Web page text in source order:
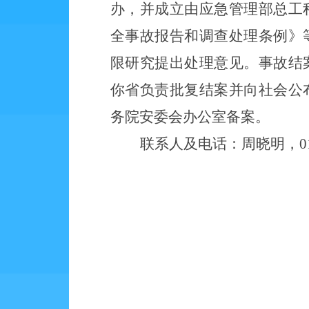
办 ，并成立由应急管理部总
全事故报告和调查处理条例
限研究提出处理意见。事故
你省负责批复结案并向社会
务院安委会办公室备案。
联系人及电话：周晓明，